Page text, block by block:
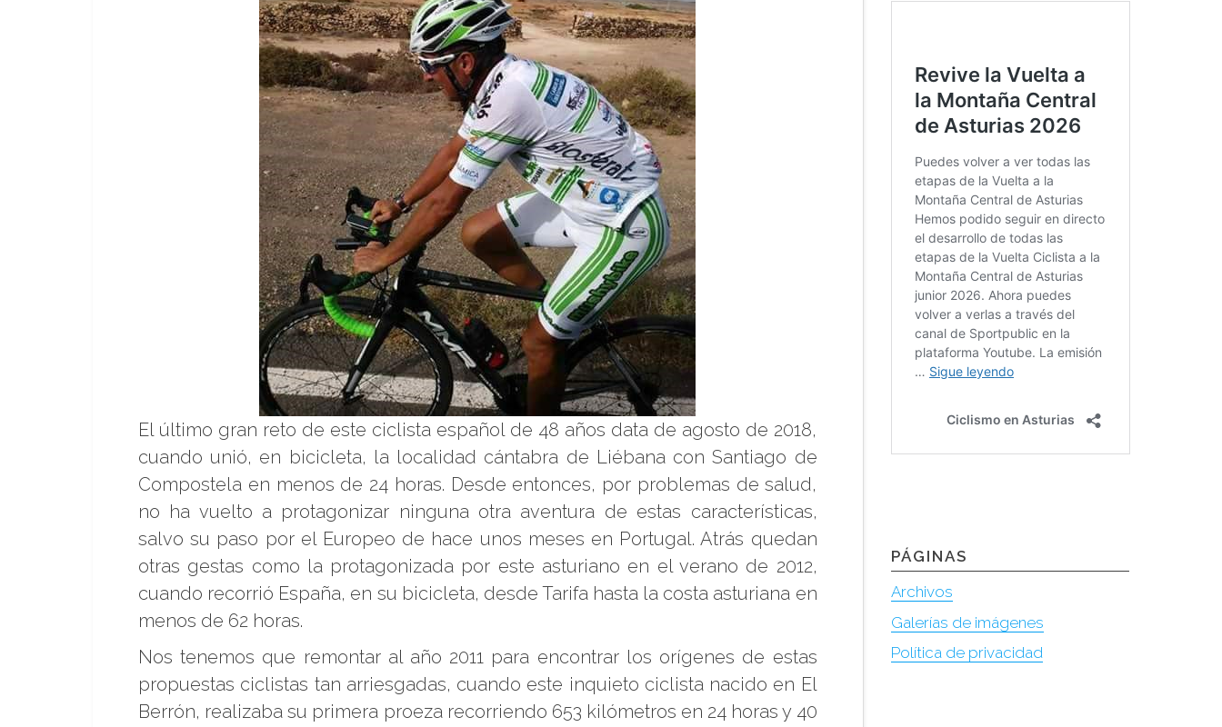
El último gran reto de este ciclista español de 48 años data de agosto de 2018,
cuando unió, en bicicleta, la localidad cántabra de Liébana con Santiago de
Compostela en menos de 24 horas. Desde entonces, por problemas de salud,
no ha vuelto a protagonizar ninguna otra aventura de estas características,
salvo su paso por el Europeo de hace unos meses en Portugal. Atrás quedan
otras gestas como la protagonizada por este asturiano en el verano de 2012,
cuando recorrió España, en su bicicleta, desde Tarifa hasta la costa asturiana en
menos de 62 horas.
Nos tenemos que remontar al año 2011 para encontrar los orígenes de estas
propuestas ciclistas tan arriesgadas, cuando este inquieto ciclista nacido en El
Berrón, realizaba su primera proeza recorriendo 653 kilómetros en 24 horas y 40
PÁGINAS
Archivos
Galerías de imágenes
Política de privacidad